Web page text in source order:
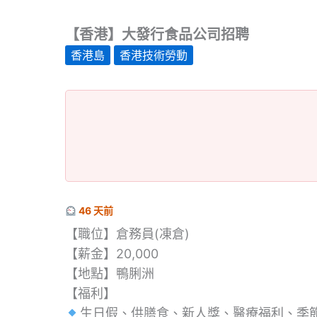
【香港】大發行食品公司招聘
香港島 香港技術勞動
46 天前
【職位】倉務員(凍倉)
【薪金】20,000
【地點】鴨脷洲
【福利】
生日假、供膳食、新人獎、醫療福利、季